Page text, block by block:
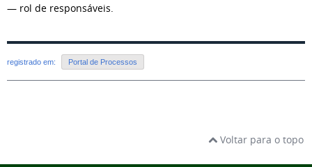
— rol de responsáveis.
registrado em: Portal de Processos
Voltar para o topo